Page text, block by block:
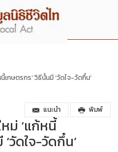
เกษตรกร’ วิธีนั้นมี ‘วัดใจ-วัดกึ๋น’
แนะนำ พิมพ์
หม่ ‘แก้หนี้
วัดใจ-วัดกึ๋น’